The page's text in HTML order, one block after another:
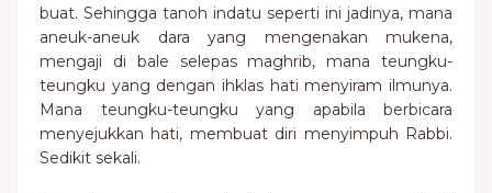
buat. Sehingga tanoh indatu seperti ini jadinya, mana
aneuk-aneuk dara yang mengenakan mukena,
mengaji di bale selepas maghrib, mana teungku-
teungku yang dengan ihklas hati menyiram ilmunya.
Mana teungku-teungku yang apabila berbicara
menyejukkan hati, membuat diri menyimpuh Rabbi.
Sedikit sekali.